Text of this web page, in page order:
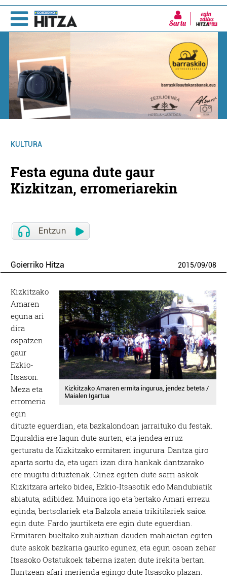
Sartu
KULTURA
Festa eguna dute gaur
Kizkitzan, erromeriarekin
Goierriko Hitza 2015/09/08
Kizkitzako Amaren ermita ingurua, jendez beteta /
Maialen Igartua
Kizkitzako
Amaren
eguna ari
dira
ospatzen
gaur
Ezkio-
Itsason.
Meza eta
erromeria
egin
dituzte eguerdian, eta bazkalondoan jarraituko du festak.
Eguraldia ere lagun dute aurten, eta jendea erruz
gerturatu da Kizkitzako ermitaren ingurura. Dantza giro
aparta sortu da, eta ugari izan dira hankak dantzarako
ere mugitu dituztenak. Oinez egiten dute sarri askok
Kizkitzara arteko bidea, Ezkio-Itsasotik edo Mandubiatik
abiatuta, adibidez. Muinora igo eta bertako Amari errezu
eginda, bertsolariek eta Balzola anaia trikitilariek saioa
egin dute. Fardo jaurtiketa ere egin dute eguerdian.
Ermitaren bueltako zuhaiztian dauden mahaietan egiten
dute askok bazkaria gaurko egunez, eta egun osoan zehar
Itsasoko Ostatukoek taberna izaten dute irekita bertan.
Iluntzean afari merienda egingo dute Itsasoko plazan.